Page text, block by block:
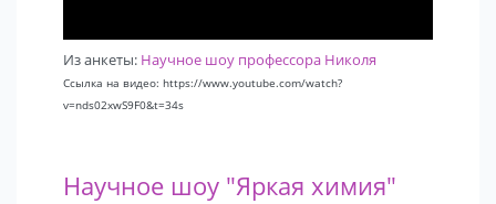
Из анкеты: Научное шоу профессора Николя
Ссылка на видео: https://www.youtube.com/watch?
v=nds02xwS9F0&t=34s
Научное шоу "Яркая химия"